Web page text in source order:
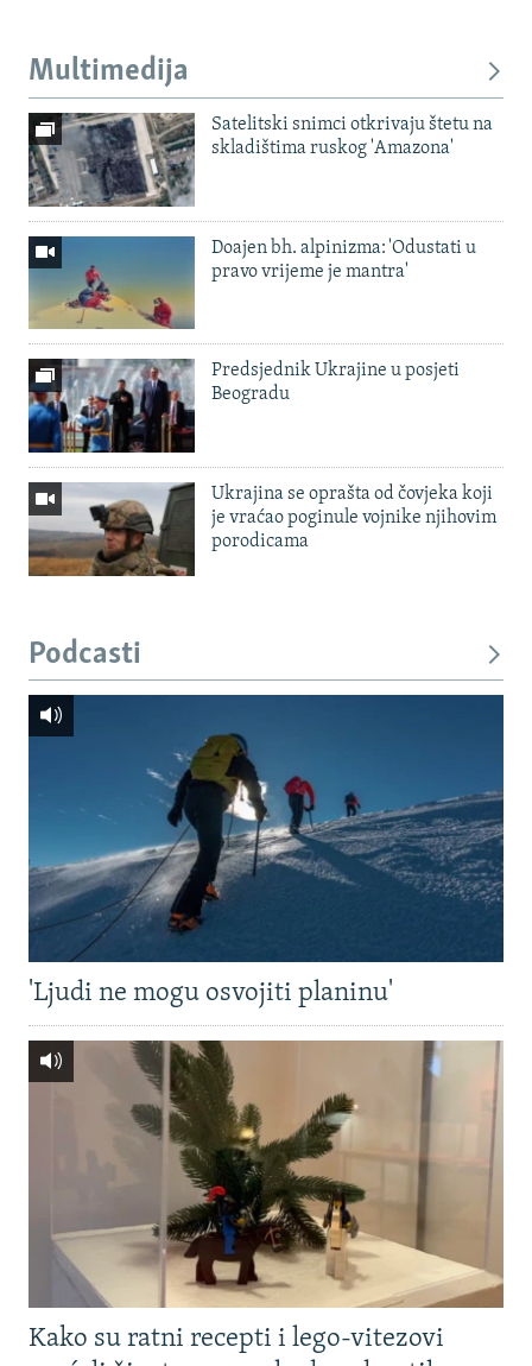
Multimedija
Satelitski snimci otkrivaju štetu na
skladištima ruskog 'Amazona'
Doajen bh. alpinizma: 'Odustati u
pravo vrijeme je mantra'
Predsjednik Ukrajine u posjeti
Beogradu
Ukrajina se oprašta od čovjeka koji
je vraćao poginule vojnike njihovim
porodicama
Podcasti
'Ljudi ne mogu osvojiti planinu'
Kako su ratni recepti i lego-vitezovi